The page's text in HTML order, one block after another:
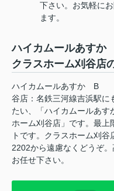
下さい。お気軽に
ます。
ハイカムールあす
クラスホーム刈谷店
ハイカムールあすか B
谷店：名鉄三河線吉浜駅に
たい、「ハイカムールあ
ホーム刈谷店」です。最上
トです。クラスホーム刈
2202から遠慮なくどうぞ
お任せ下さい。